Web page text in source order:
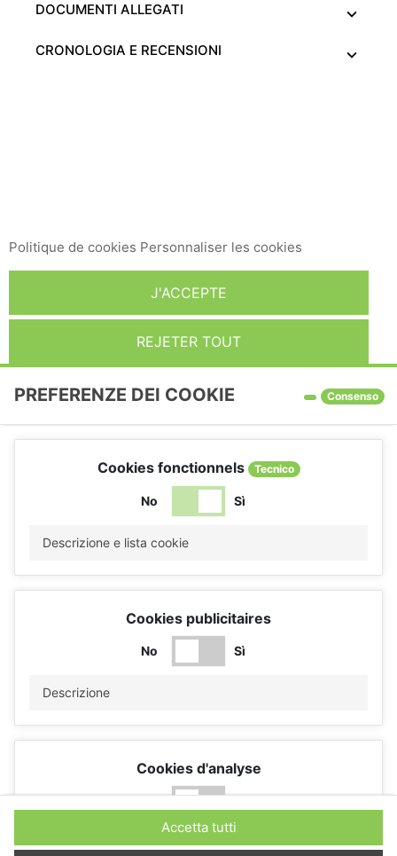
DOCUMENTI ALLEGATI
CRONOLOGIA E RECENSIONI
Politique de cookies Personnaliser les cookies
REJETER TOUT
J'ACCEPTE
PREFERENZE DEI COOKIE Consenso
Cookies fonctionnels Tecnico
No Sì
Descrizione e lista cookie
Cookies publicitaires
No Sì
Descrizione
Cookies d'analyse
Descrizione
Accetta tutti